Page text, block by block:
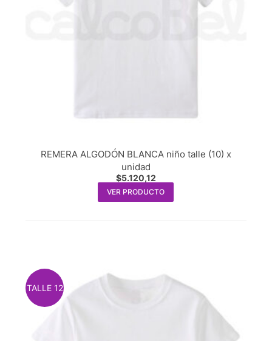
REMERA ALGODÓN BLANCA niño talle (10) x
unidad
$5.120,12
VER PRODUCTO
TALLE 12